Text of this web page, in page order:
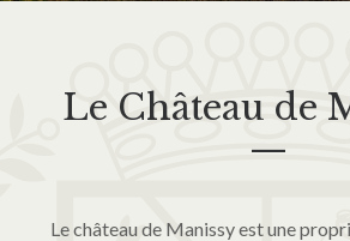
Le Château de
—
Le château de Manissy est une